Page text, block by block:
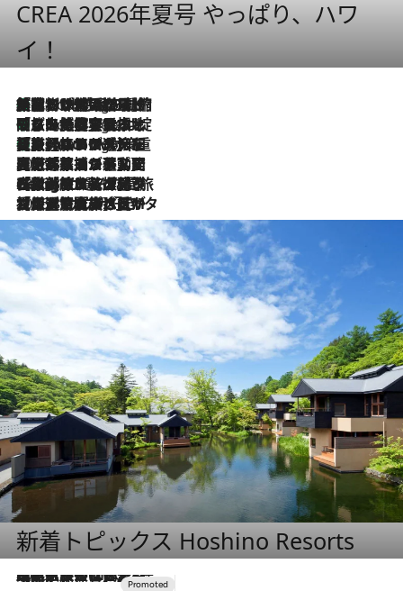
CREA 2026年夏号 やっぱり、ハワ
イ！
5 Hours Ago
「荷物が増えるほど旅ストレスは増す」美容ジャーナリストがたどり着いた最終結論。“化粧品を劇的に減らす”感動の凝縮美容とは
5 Hours Ago
「旅先には金髪ウィッグを持参」日本と同じメイクでは損してる!? 美容ジャーナリストが提案する“掟破りの旅美容”とは
5 Hours Ago
【厳選旅コスメ】「身軽さ＆UV対策重視！」ヘアアーティストshucoが選んだ夏旅ベストコスメを発表【Mサイズジップ】
2026.8.5
【厳選旅コスメ】国内をあちこち移動する河井菜摘が選んだ夏旅ベストコスメ発表！「リラックスアイテムはマスト」【Mサイズジップ】
2026.8.4
【厳選旅コスメ】「紫外線＆乾燥対策しながらメイク感も！」ヘア＆メイクGeorgeが選んだ夏旅ベストコスメを発表！【Mサイズジップ】
2026.8.3
【厳選旅コスメ】「保湿もタイパ重視！」“サウナ好き”タレント清水みさとが愛用する夏旅ベストコスメを発表！【Mサイズジップ】
新着トピックス Hoshino Resorts
2026.7.31
【ホテル帰省】という選択肢をOMOが提案。家族とほどよい距離を保つには「昼は実家、夜は気兼ねなくホテルで！」